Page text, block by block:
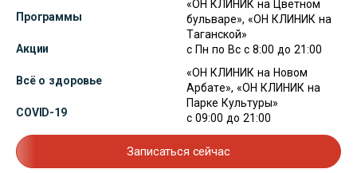
Программы
Акции
Всё о здоровье
COVID-19
«ОН КЛИНИК на Цветном
бульваре», «ОН КЛИНИК на
Таганской»
с Пн по Вс с 8:00 до 21:00
«ОН КЛИНИК на Новом
Арбате», «ОН КЛИНИК на
Парке Культуры»
с 09:00 до 21:00
Записаться сейчас